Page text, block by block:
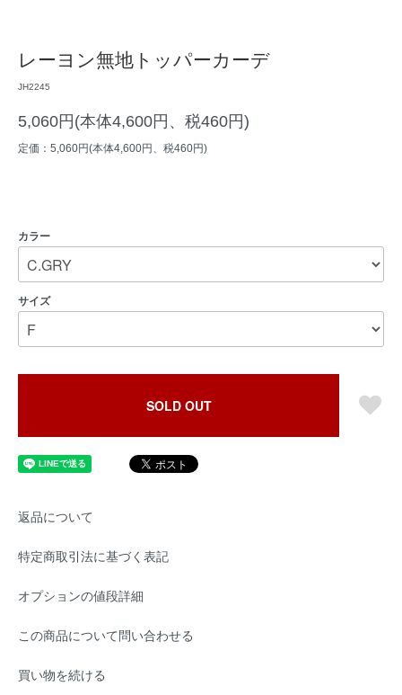
レーヨン無地トッパーカーデ
JH2245
5,060円(本体4,600円、税460円)
定価：5,060円(本体4,600円、税460円)
カラー
サイズ
SOLD OUT
返品について
特定商取引法に基づく表記
オプションの値段詳細
この商品について問い合わせる
買い物を続ける